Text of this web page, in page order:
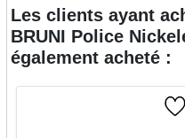
Les clients ayant
BRUNI Police
également acheté :